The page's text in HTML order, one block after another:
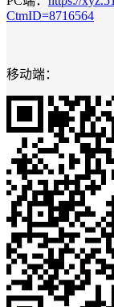
CtmID=8716564
移动端：